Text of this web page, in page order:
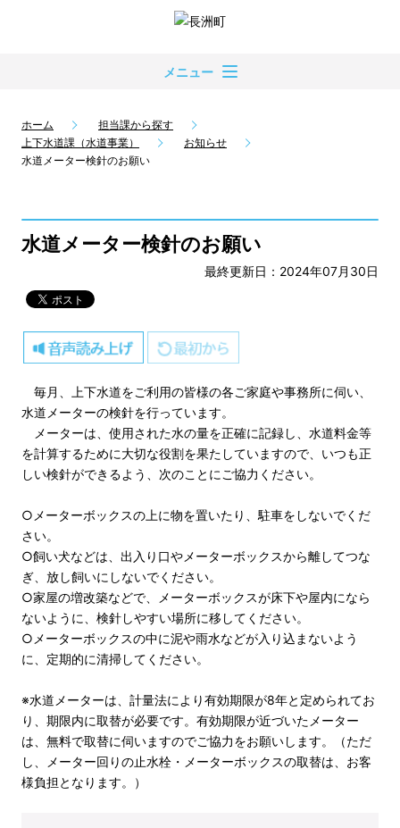
メニュー
ホーム
担当課から探す
上下水道課（水道事業）
お知らせ
水道メーター検針のお願い
水道メーター検針のお願い
最終更新日：2024年07月30日
毎月、上下水道をご利用の皆様の各ご家庭や事務所に伺い、
水道メーターの検針を行っています。
メーターは、使用された水の量を正確に記録し、水道料金等
を計算するために大切な役割を果たしていますので、いつも正
しい検針ができるよう、次のことにご協力ください。
○メーターボックスの上に物を置いたり、駐車をしないでくだ
さい。
○飼い犬などは、出入り口やメーターボックスから離してつな
ぎ、放し飼いにしないでください。
○家屋の増改築などで、メーターボックスが床下や屋内になら
ないように、検針しやすい場所に移してください。
○メーターボックスの中に泥や雨水などが入り込まないよう
に、定期的に清掃してください。
※水道メーターは、計量法により有効期限が8年と定められてお
り、期限内に取替が必要です。有効期限が近づいたメーター
は、無料で取替に伺いますのでご協力をお願いします。（ただ
し、メーター回りの止水栓・メーターボックスの取替は、お客
様負担となります。）